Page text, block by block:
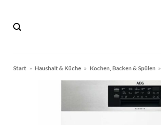
springen
Start » Haushalt & Küche » Kochen, Backen & Spülen »